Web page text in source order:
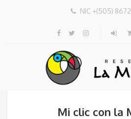
NIC +(505)
Mi clic con la